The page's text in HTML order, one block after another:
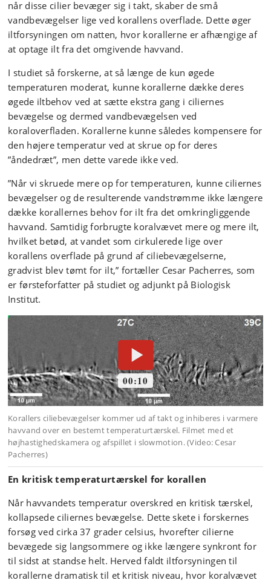
når disse cilier bevæger sig i takt, skaber de små
vandbevægelser lige ved korallens overflade. Dette øger
iltforsyningen om natten, hvor korallerne er afhængige af
at optage ilt fra det omgivende havvand.
I studiet så forskerne, at så længe de kun øgede
temperaturen moderat, kunne korallerne dække deres
øgede iltbehov ved at sætte ekstra gang i ciliernes
bevægelse og dermed vandbevægelsen ved
koraloverfladen. Korallerne kunne således kompensere for
den højere temperatur ved at skrue op for deres
”åndedræt”, men dette varede ikke ved.
”Når vi skruede mere op for temperaturen, kunne ciliernes
bevægelser og de resulterende vandstrømme ikke længere
dække korallernes behov for ilt fra det omkringliggende
havvand. Samtidig forbrugte koralvævet mere og mere ilt,
hvilket betød, at vandet som cirkulerede lige over
korallens overflade på grund af ciliebevægelserne,
gradvist blev tømt for ilt,” fortæller Cesar Pacherres, som
er førsteforfatter på studiet og adjunkt på Biologisk
Institut.
En kritisk temperaturtærskel for korallen
Når havvandets temperatur overskred en kritisk tærskel,
kollapsede ciliernes bevægelse. Dette skete i forskernes
forsøg ved cirka 37 grader celsius, hvorefter cilierne
bevægede sig langsommere og ikke længere synkront for
til sidst at standse helt. Herved faldt iltforsyningen til
korallerne dramatisk til et kritisk niveau, hvor koralvævet